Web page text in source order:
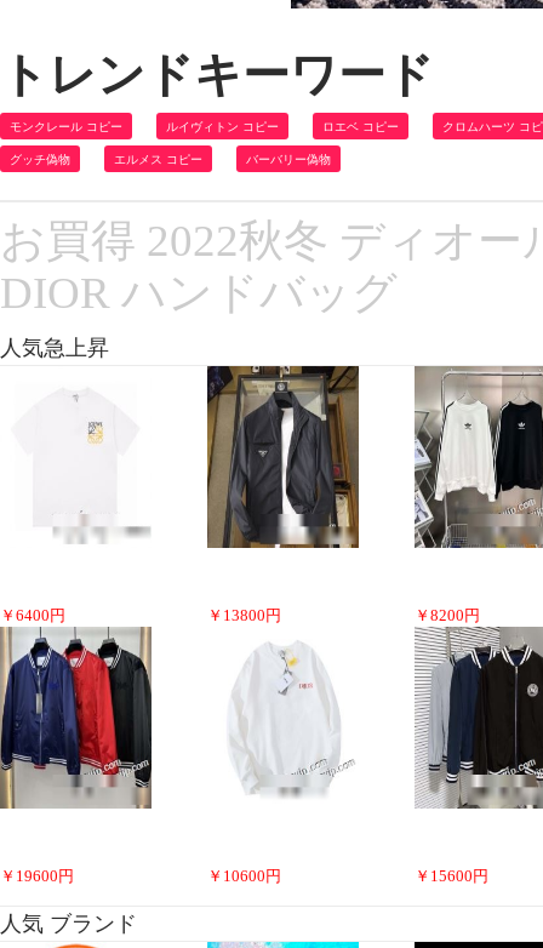
トレンドキーワード
モンクレール コピー ルイヴィトン コピー ロエベ コピー クロムハーツ コ
グッチ偽物 エルメス コピー バーバリー偽物
お買得 2022秋冬 ディオ
DIOR ハンドバッグ
人気急上昇
￥ 6400 円 ￥ 13800 円 ￥ 8200 円
￥ 19600 円 ￥ 10600 円 ￥ 15600 円
人気 ブランド